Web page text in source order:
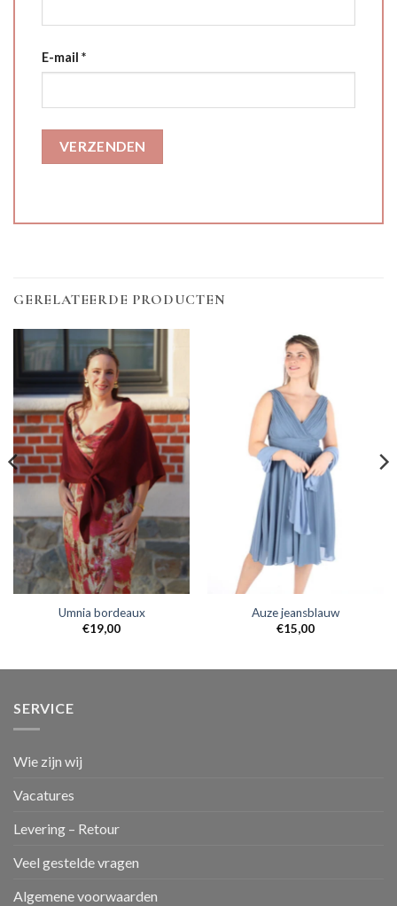
E-mail *
GERELATEERDE PRODUCTEN
Umnia bordeaux
€19,00
Auze jeansblauw
€15,00
SERVICE
Wie zijn wij
Vacatures
Levering – Retour
Veel gestelde vragen
Algemene voorwaarden